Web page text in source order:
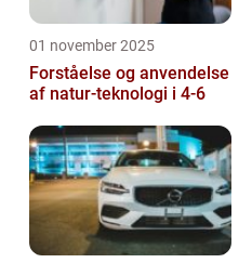
01 november 2025
Forståelse og anvendelse
af natur-teknologi i 4-6